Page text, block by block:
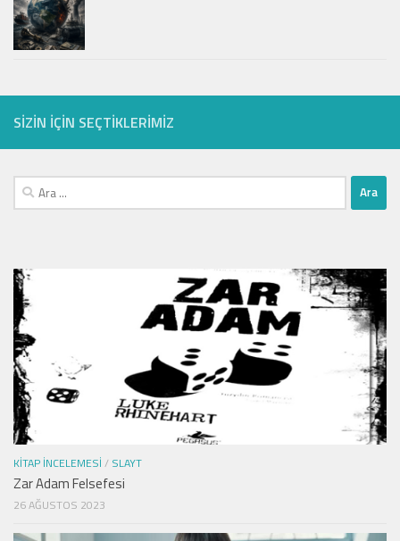
SIZIN IÇIN SEÇTIKLERIMIZ
Arama:
KITAP İNCELEMESI / SLAYT
Zar Adam Felsefesi
26 AĞUSTOS 2023